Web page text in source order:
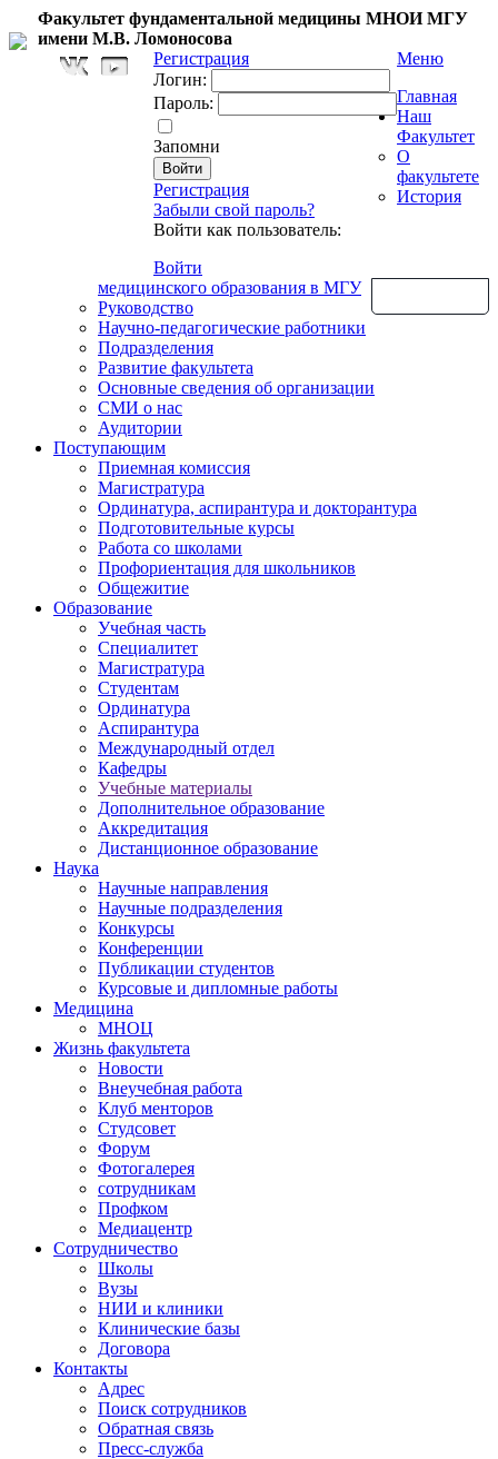
Факультет фундаментальной медицины МНОИ МГУ
имени М.В. Ломоносова
Регистрация
Логин:
Пароль:
Запомни
Регистрация
Забыли свой пароль?
Войти как пользователь:
Войти
Меню
Главная
Наш
Факультет
О
факультете
История
медицинского образования в МГУ
Руководство
Научно-педагогические работники
Подразделения
Развитие факультета
Основные сведения об организации
СМИ о нас
Аудитории
Поступающим
Приемная комиссия
Магистратура
Ординатура, аспирантура и докторантура
Подготовительные курсы
Работа со школами
Профориентация для школьников
Общежитие
Образование
Учебная часть
Специалитет
Магистратура
Студентам
Ординатура
Аспирантура
Международный отдел
Кафедры
Учебные материалы
Дополнительное образование
Аккредитация
Дистанционное образование
Наука
Научные направления
Научные подразделения
Конкурсы
Конференции
Публикации студентов
Курсовые и дипломные работы
Медицина
МНОЦ
Жизнь факультета
Новости
Внеучебная работа
Клуб менторов
Студсовет
Форум
Фотогалерея
сотрудникам
Профком
Медиацентр
Сотрудничество
Школы
Вузы
НИИ и клиники
Клинические базы
Договора
Контакты
Адрес
Поиск сотрудников
Обратная связь
Пресс-служба